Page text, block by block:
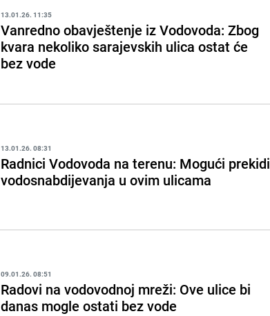
13.01.26. 11:35
Vanredno obavještenje iz Vodovoda: Zbog
kvara nekoliko sarajevskih ulica ostat će
bez vode
13.01.26. 08:31
Radnici Vodovoda na terenu: Mogući prekidi
vodosnabdijevanja u ovim ulicama
09.01.26. 08:51
Radovi na vodovodnoj mreži: Ove ulice bi
danas mogle ostati bez vode